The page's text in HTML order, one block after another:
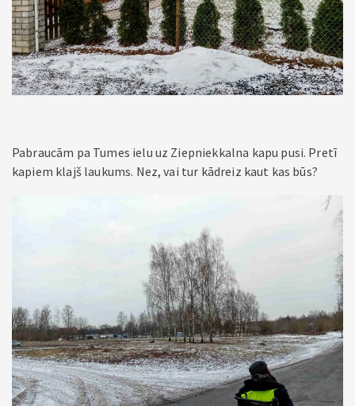
Pabraucām pa Tumes ielu uz Ziepniekkalna kapu pusi. Pretī
kapiem klajš laukums. Nez, vai tur kādreiz kaut kas būs?